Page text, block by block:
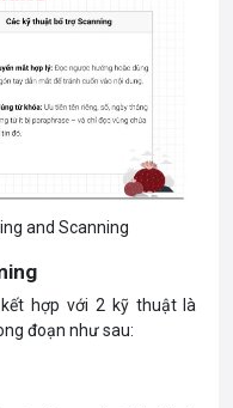
and Scanning
hợp với 2 kỹ thuật là
đoạn như sau: